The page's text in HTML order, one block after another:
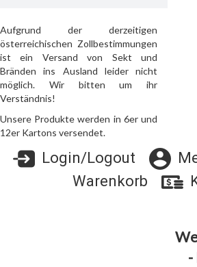
Aufgrund der derzeitigen
österreichischen Zollbestimmungen
ist ein Versand von Sekt und
Bränden ins Ausland leider nicht
möglich. Wir bitten um ihr
Verständnis!
Unsere Produkte werden in 6er und
12er Kartons versendet.
Login/Logout
Warenkorb
-